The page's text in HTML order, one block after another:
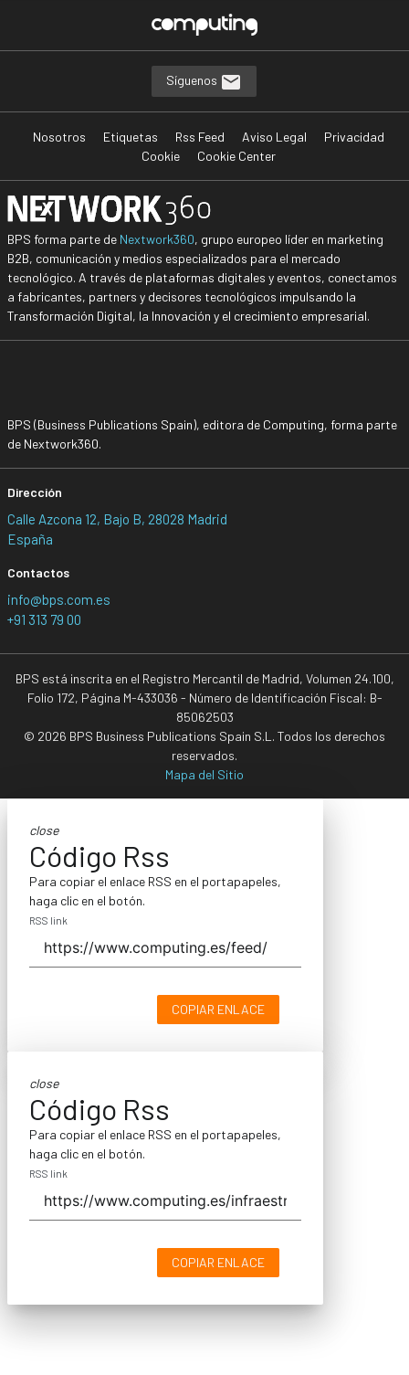
Síguenos
Nosotros Etiquetas Rss Feed Aviso Legal
Privacidad
Cookie
Cookie Center
BPS forma parte de Nextwork360, grupo europeo líder en marketing
B2B, comunicación y medios especializados para el mercado
tecnológico. A través de plataformas digitales y eventos, conectamos
a fabricantes, partners y decisores tecnológicos impulsando la
Transformación Digital, la Innovación y el crecimiento empresarial.
BPS (Business Publications Spain), editora de Computing, forma parte
de Nextwork360.
Dirección
Calle Azcona 12, Bajo B, 28028 Madrid
España
Contactos
info@bps.com.es
+91 313 79 00
BPS está inscrita en el Registro Mercantil de Madrid, Volumen 24.100,
Folio 172, Página M-433036 - Número de Identificación Fiscal: B-
85062503
© 2026 BPS Business Publications Spain S.L. Todos los derechos
reservados.
Mapa del Sitio
close
Código Rss
Para copiar el enlace RSS en el portapapeles,
haga clic en el botón.
RSS link
COPIAR ENLACE
close
Código Rss
Para copiar el enlace RSS en el portapapeles,
haga clic en el botón.
RSS link
COPIAR ENLACE